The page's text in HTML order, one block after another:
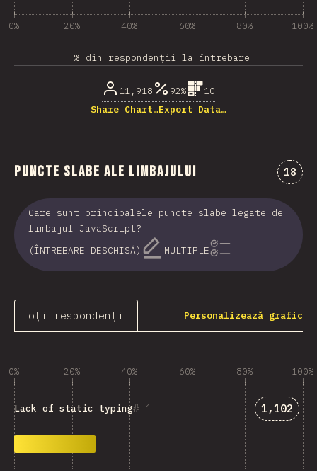
0% 20% 40% 60% 80% 100%
% din respondenții la întrebare
11,918 92%
10
Share Chart…Export Data…
Puncte slabe ale limbajului 18
Care sunt principalele puncte slabe legate de
limbajul JavaScript?
(ÎNTREBARE DESCHISĂ)
MULTIPLE
Toți respondenții Personalizează grafic
0% 20% 40% 60% 80% 100%
1
Lack of static typing 1,102